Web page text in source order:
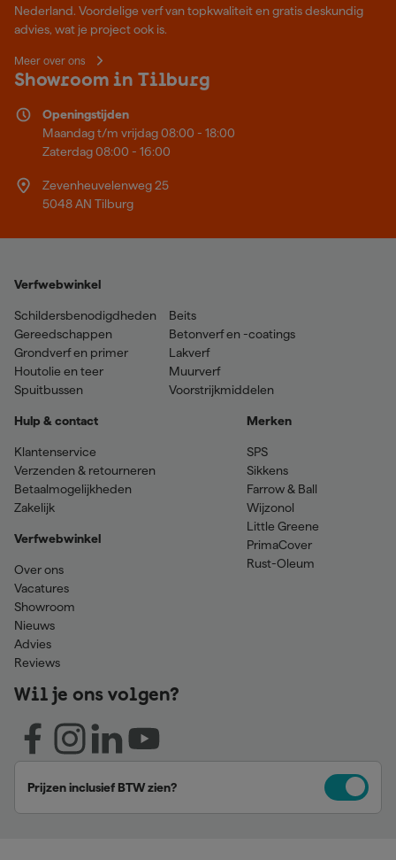
Nederland. Voordelige verf van topkwaliteit en gratis deskundig
advies, wat je project ook is.
Meer over ons
Showroom in Tilburg
Openingstijden
Maandag t/m vrijdag 08:00 - 18:00
Zaterdag 08:00 - 16:00
Zevenheuvelenweg 25
5048 AN Tilburg
Verfwebwinkel
Schildersbenodigdheden
Gereedschappen
Grondverf en primer
Houtolie en teer
Spuitbussen
Beits
Betonverf en -coatings
Lakverf
Muurverf
Voorstrijkmiddelen
Hulp & contact
Klantenservice
Verzenden & retourneren
Betaalmogelijkheden
Zakelijk
Verfwebwinkel
Over ons
Vacatures
Showroom
Nieuws
Advies
Reviews
Merken
SPS
Sikkens
Farrow & Ball
Wijzonol
Little Greene
PrimaCover
Rust-Oleum
Wil je ons volgen?
Prijzen inclusief BTW zien?